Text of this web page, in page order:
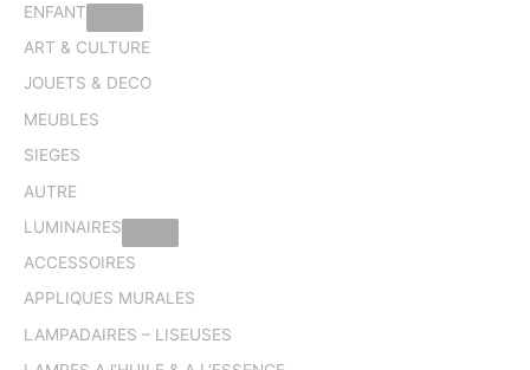
ENFANT
ART & CULTURE
JOUETS & DECO
MEUBLES
SIEGES
AUTRE
LUMINAIRES
ACCESSOIRES
APPLIQUES MURALES
LAMPADAIRES – LISEUSES